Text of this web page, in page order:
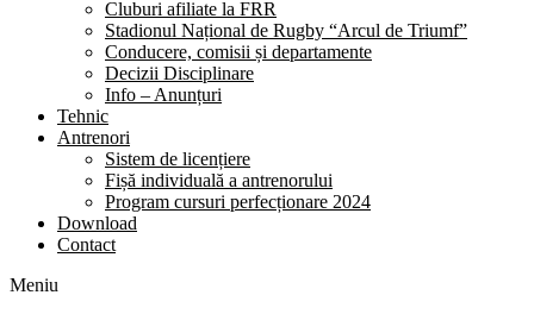
Cluburi afiliate la FRR
Stadionul Național de Rugby “Arcul de Triumf”
Conducere, comisii și departamente
Decizii Disciplinare
Info – Anunțuri
Tehnic
Antrenori
Sistem de licențiere
Fișă individuală a antrenorului
Program cursuri perfecționare 2024
Download
Contact
Meniu